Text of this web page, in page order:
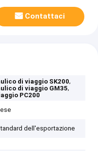
Contattaci
di viaggio SK200,
di viaggio GM35,
PC200
dell'esportazione